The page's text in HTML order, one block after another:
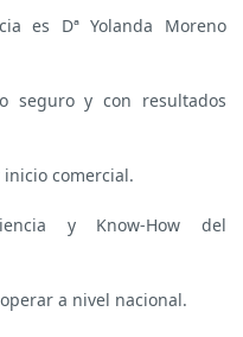
es Dª Yolanda Moreno
seguro y con resultados
comercial.
y Know-How del
a nivel nacional.